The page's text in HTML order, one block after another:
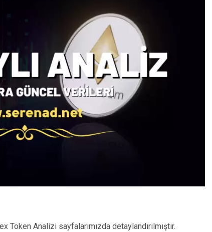
Analizi sayfalarımızda detaylandırılmıştır.